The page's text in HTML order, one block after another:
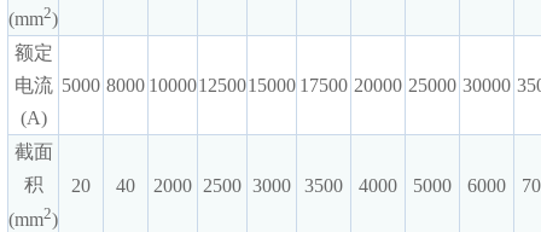
(mm2)
额定
电流
(A)
5000 8000 100001250015000 17500 20000 25000 30000
截面
积
(mm2)
20 40 2000 2500 3000 3500 4000 5000 6000